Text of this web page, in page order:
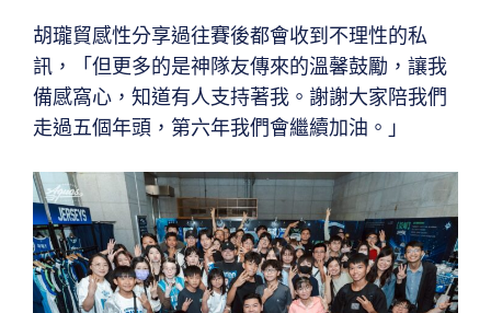
胡瓏貿感性分享過往賽後都會收到不理性的私
訊，「但更多的是神隊友傳來的溫馨鼓勵，讓我
備感窩心，知道有人支持著我。謝謝大家陪我們
走過五個年頭，第六年我們會繼續加油。」